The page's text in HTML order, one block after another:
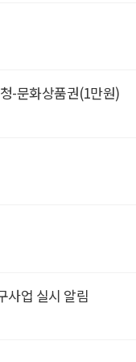
-문화상품권(1만원)
사업 실시 알림